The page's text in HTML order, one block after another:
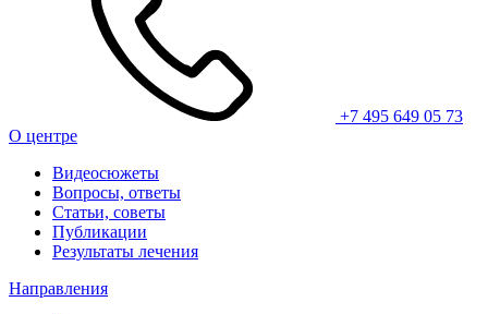
+7 495 649 05 73
О центре
Видеосюжеты
Вопросы, ответы
Статьи, советы
Публикации
Результаты лечения
Направления